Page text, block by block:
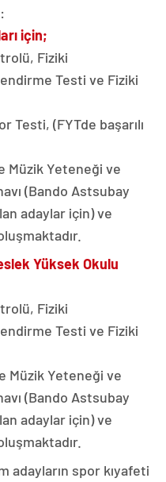
için;
Fiziki
Testi ve Fiziki
(FYTde başarılı
Yeteneği ve
(Bando Astsubay
adaylar için) ve
Yüksek Okulu
Fiziki
Testi ve Fiziki
Yeteneği ve
(Bando Astsubay
adaylar için) ve
adayların spor kıyafeti